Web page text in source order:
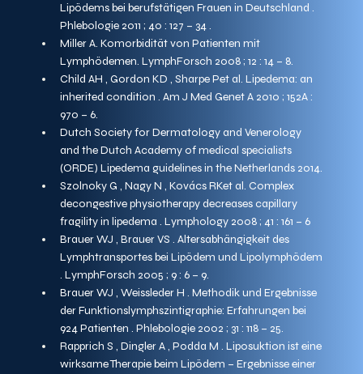
Lipödems bei berufstätigen Frauen in Deutschland .
Phlebologie 2011 ; 40 : 127 – 34 .
Miller A. Komorbidität von Patienten mit
Lymphödemen. LymphForsch 2008 ; 12 : 14 – 8.
Child AH , Gordon KD , Sharpe Pet al. Lipedema: an
inherited condition . Am J Med Genet A 2010 ; 152A :
970 – 6.
Dutch Society for Dermatology and Venerology
and the Dutch Academy of medical specialists
(ORDE) Lipedema guidelines in the Netherlands 2014.
Szolnoky G , Nagy N , Kovács RKet al. Complex
decongestive physiotherapy decreases capillary
fragility in lipedema . Lymphology 2008 ; 41 : 161 – 6
Brauer WJ , Brauer VS . Altersabhängigkeit des
Lymphtransportes bei Lipödem und Lipolymphödem
. LymphForsch 2005 ; 9 : 6 – 9.
Brauer WJ , Weissleder H . Methodik und Ergebnisse
der Funktionslymphszintigraphie: Erfahrungen bei
924 Patienten . Phlebologie 2002 ; 31 : 118 – 25.
Rapprich S , Dingler A , Podda M . Liposuktion ist eine
wirksame Therapie beim Lipödem – Ergebnisse einer